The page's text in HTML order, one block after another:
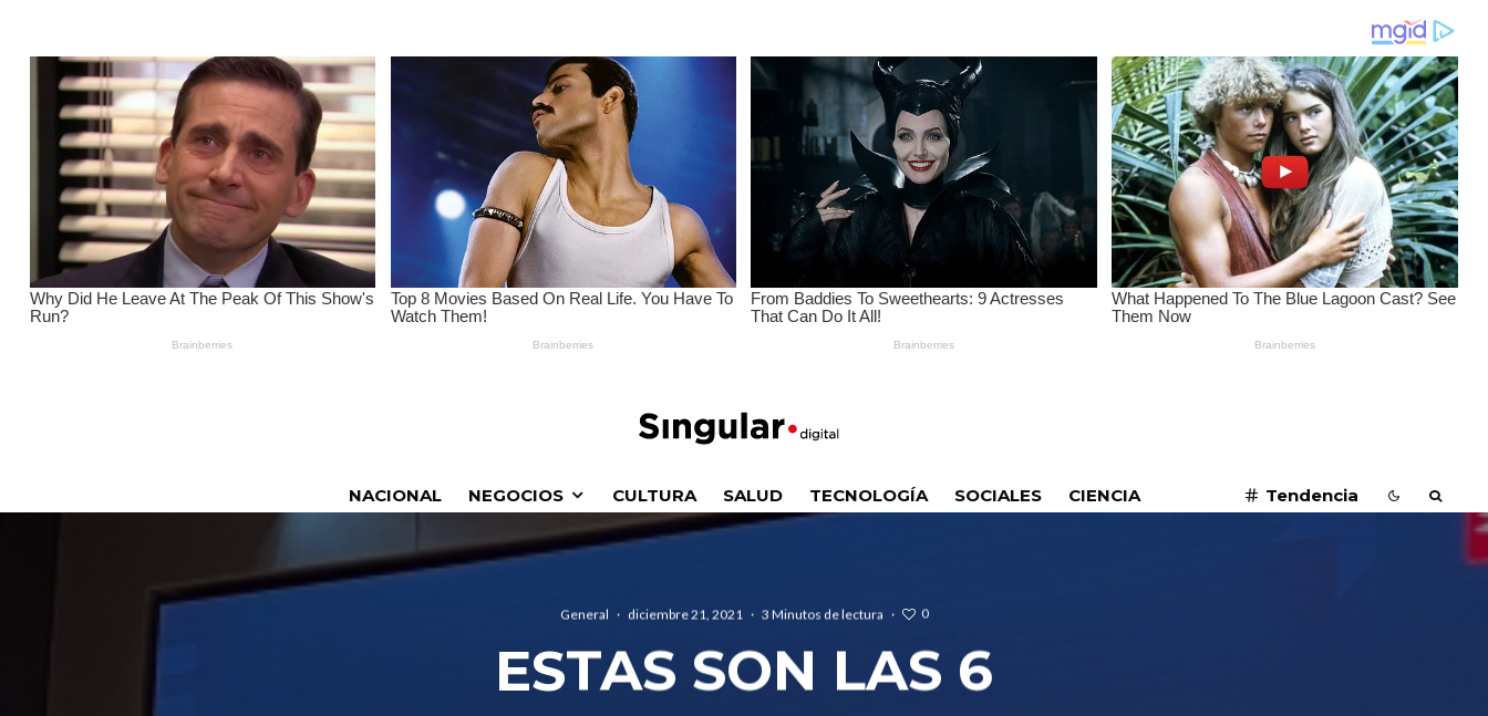
NACIONAL NEGOCIOS CULTURA SALUD TECNOLOGÍA SOCIALES CIENCIA Tendencia
General · diciembre 21, 2021 · 3 Minutos de lectura · 0
ESTAS SON LAS 6